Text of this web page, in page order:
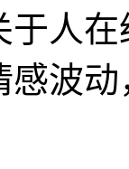
于人
感波